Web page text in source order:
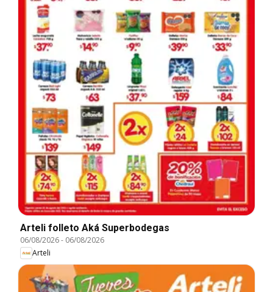
Arteli folleto Aká Superbodegas
06/08/2026- 06/08/2026
Arteli